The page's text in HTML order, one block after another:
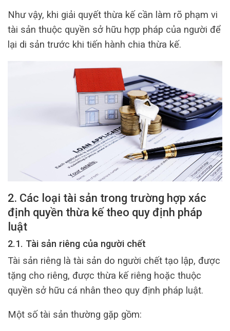
Như vậy, khi giải quyết thừa kế cần làm rõ phạm vi
tài sản thuộc quyền sở hữu hợp pháp của người để
lại di sản trước khi tiến hành chia thừa kế.
2. Các loại tài sản trong trường hợp xác
định quyền thừa kế theo quy định pháp
luật
2.1. Tài sản riêng của người chết
Tài sản riêng là tài sản do người chết tạo lập, được
tặng cho riêng, được thừa kế riêng hoặc thuộc
quyền sở hữu cá nhân theo quy định pháp luật.
Một số tài sản thường gặp gồm: